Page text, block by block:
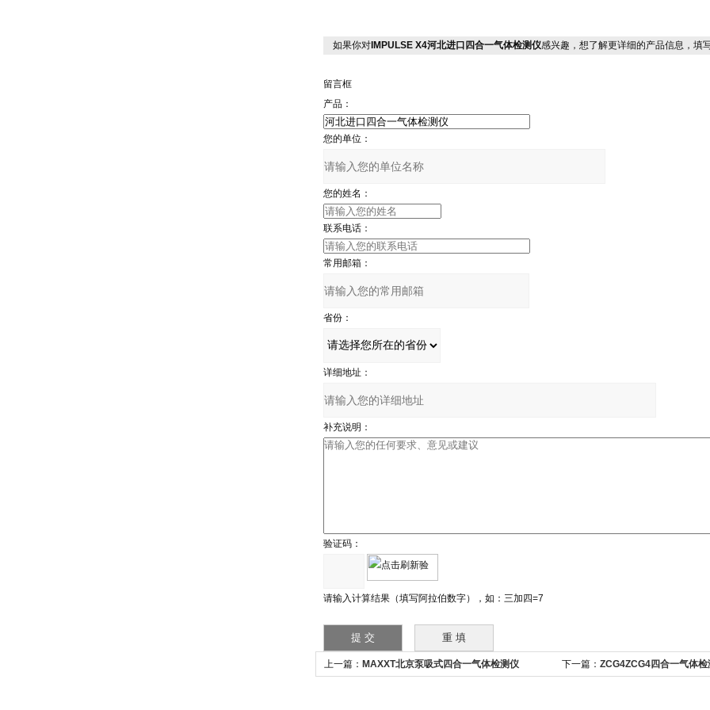
如果你对 IMPULSE X4河北进口四合一气体检测仪感兴趣，想了解更详细的产品信息，填
留言框
产品：
您的单位：
您的姓名：
联系电话：
常用邮箱：
省份：
详细地址：
补充说明：
验证码：
请输入计算结果（填写阿拉伯数字），如：三加四=7
上一篇： MAXXT北京泵吸式四合一气体检测仪 下一篇： ZCG4ZCG4四合一气体检